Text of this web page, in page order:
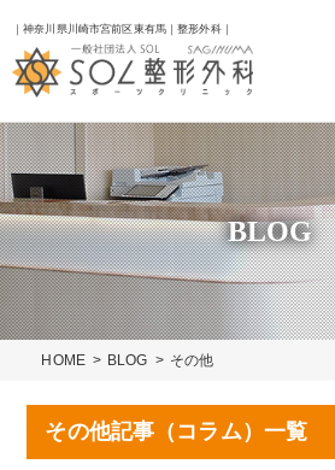
｜神奈川県川崎市宮前区東有馬｜整形外科｜
BLOG
HOME BLOG その他
その他記事（コラム）一覧